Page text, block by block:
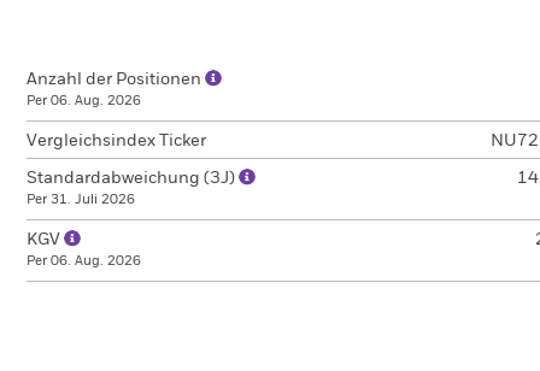
Anzahl der Positionen
Per 06. Aug. 2026
Vergleichsindex Ticker
Standardabweichung (3J)
Per 31. Juli 2026
KGV
Per 06. Aug. 2026